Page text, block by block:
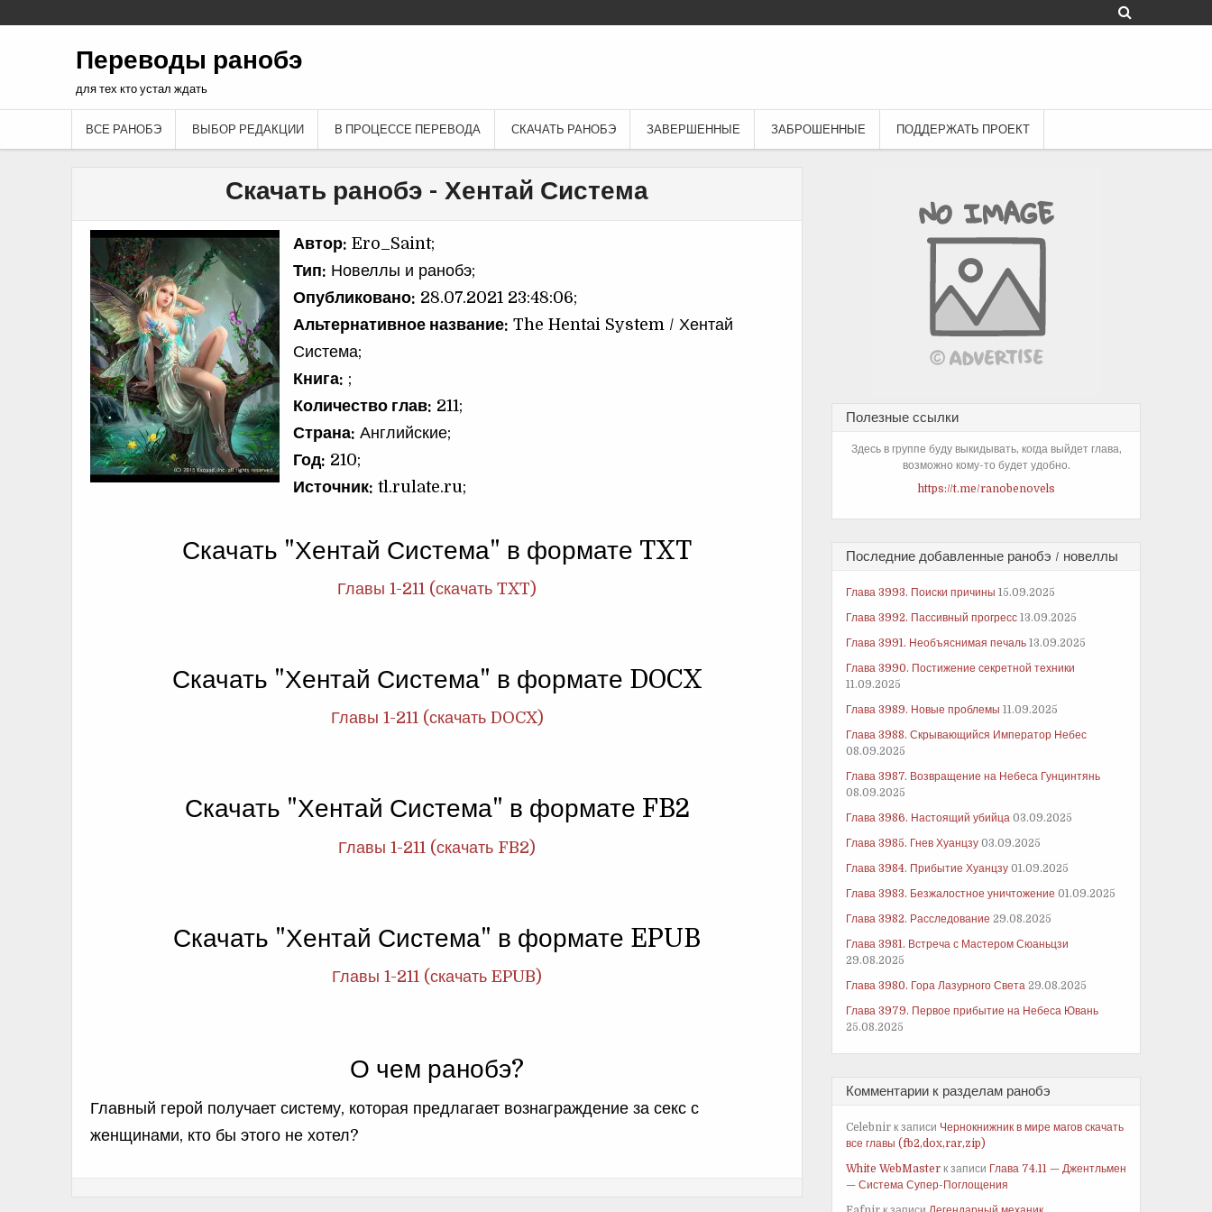
Переводы ранобэ
для тех кто устал ждать
ВСЕ РАНОБЭ ВЫБОР РЕДАКЦИИ В ПРОЦЕССЕ ПЕРЕВОДА СКАЧАТЬ РАНОБЭ ЗАВЕРШЕННЫЕ ЗАБРОШЕННЫЕ ПОДДЕРЖАТЬ ПРОЕКТ
Скачать ранобэ - Хентай Система
Автор: Ero_Saint;
Тип: Новеллы и ранобэ;
Опубликовано: 28.07.2021 23:48:06;
Альтернативное название: The Hentai System / Хентай
Система;
Книга: ;
Количество глав: 211;
Страна: Английские;
Год: 210;
Источник: tl.rulate.ru;
Скачать "Хентай Система" в формате TXT
Главы 1-211 (скачать TXT)
Скачать "Хентай Система" в формате DOCX
Главы 1-211 (скачать DOCX)
Скачать "Хентай Система" в формате FB2
Главы 1-211 (скачать FB2)
Скачать "Хентай Система" в формате EPUB
Главы 1-211 (скачать EPUB)
О чем ранобэ?
Главный герой получает систему, которая предлагает вознаграждение за секс с
женщинами, кто бы этого не хотел?
Полезные ссылки
Здесь в группе буду выкидывать, когда выйдет глава,
возможно кому-то будет удобно.
https://t.me/ranobenovels
Последние добавленные ранобэ / новеллы
Глава 3993. Поиски причины 15.09.2025
Глава 3992. Пассивный прогресс 13.09.2025
Глава 3991. Необъяснимая печаль 13.09.2025
Глава 3990. Постижение секретной техники
11.09.2025
Глава 3989. Новые проблемы 11.09.2025
Глава 3988. Скрывающийся Император Небес
08.09.2025
Глава 3987. Возвращение на Небеса Гунцинтянь
08.09.2025
Глава 3986. Настоящий убийца 03.09.2025
Глава 3985. Гнев Хуанцзу 03.09.2025
Глава 3984. Прибытие Хуанцзу 01.09.2025
Глава 3983. Безжалостное уничтожение 01.09.2025
Глава 3982. Расследование 29.08.2025
Глава 3981. Встреча с Мастером Сюаньцзи
29.08.2025
Глава 3980. Гора Лазурного Света 29.08.2025
Глава 3979. Первое прибытие на Небеса Ювань
25.08.2025
Комментарии к разделам ранобэ
Celebnir к записи Чернокнижник в мире магов скачать
все главы (fb2,dox,rar,zip)
White WebMaster к записи Глава 74.11 — Джентльмен
— Система Супер-Поглощения